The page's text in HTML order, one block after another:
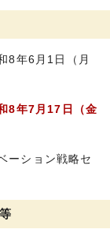
8年6月1日（月
8年7月17日（金
ーション戦略セ